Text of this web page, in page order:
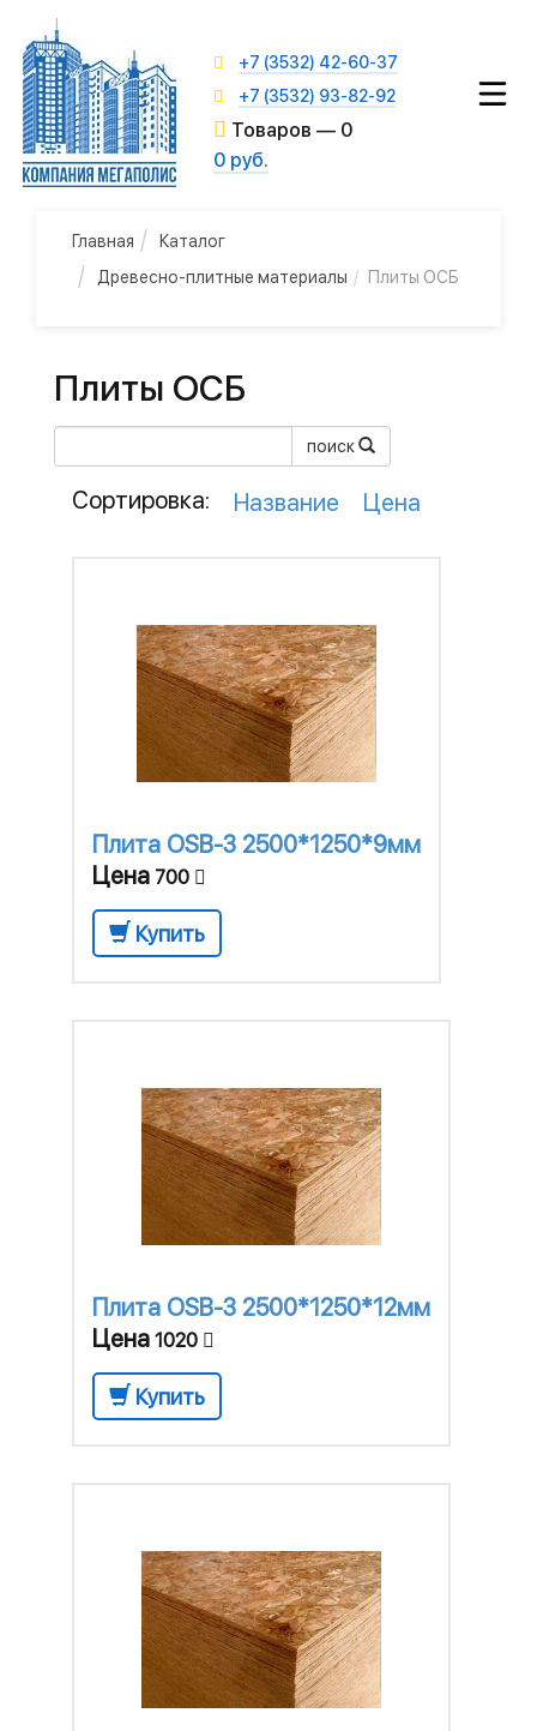
+7 (3532) 42-60-37
+7 (3532) 93-82-92
Товаров — 0
0 руб.
Главная
Каталог
Древесно-плитные материалы
Плиты ОСБ
Плиты ОСБ
поиск
Сортировка: Название Цена
Плита OSB-3 2500*1250*9мм
Цена 700
Купить
Плита OSB-3 2500*1250*12мм
Цена 1020
Купить